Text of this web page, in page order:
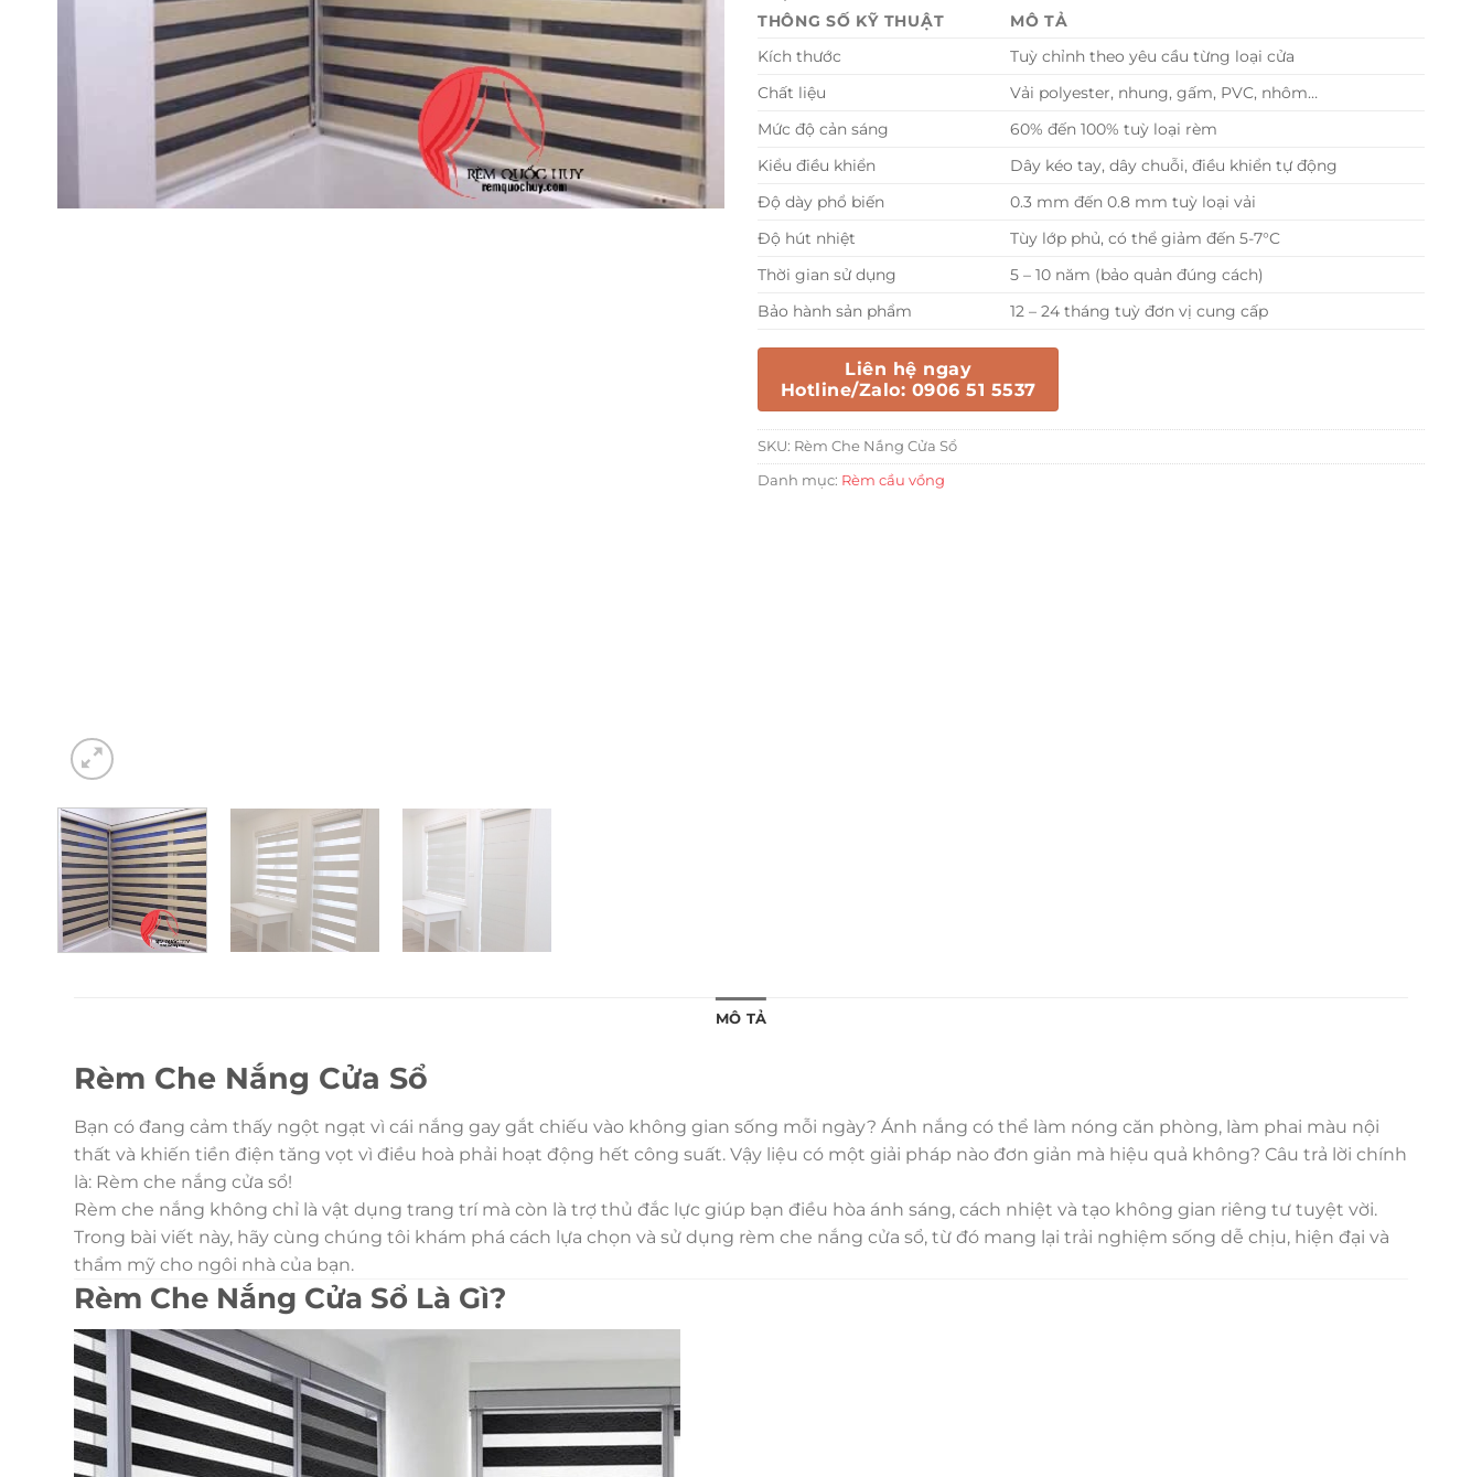
THÔNG SỐ KỸ THUẬT
MÔ TẢ
Kích thước
Tuỳ chỉnh theo yêu cầu từng loại cửa
Chất liệu
Vải polyester, nhung, gấm, PVC, nhôm…
Mức độ cản sáng
60% đến 100% tuỳ loại rèm
Kiểu điều khiển
Dây kéo tay, dây chuỗi, điều khiển tự động
Độ dày phổ biến
0.3 mm đến 0.8 mm tuỳ loại vải
Độ hút nhiệt
Tùy lớp phủ, có thể giảm đến 5-7°C
Thời gian sử dụng
5 – 10 năm (bảo quản đúng cách)
Bảo hành sản phẩm
12 – 24 tháng tuỳ đơn vị cung cấp
Liên hệ ngay
Hotline/Zalo: 0906 51 5537
SKU: Rèm Che Nắng Cửa Sổ
Danh mục: Rèm cầu vồng
MÔ TẢ
Rèm Che Nắng Cửa Sổ
Bạn có đang cảm thấy ngột ngạt vì cái nắng gay gắt chiếu vào không gian sống mỗi ngày? Ánh nắng có thể làm nóng căn phòng, làm phai màu nội
thất và khiến tiền điện tăng vọt vì điều hoà phải hoạt động hết công suất. Vậy liệu có một giải pháp nào đơn giản mà hiệu quả không? Câu trả lời chính
là: Rèm che nắng cửa sổ!
Rèm che nắng không chỉ là vật dụng trang trí mà còn là trợ thủ đắc lực giúp bạn điều hòa ánh sáng, cách nhiệt và tạo không gian riêng tư tuyệt vời.
Trong bài viết này, hãy cùng chúng tôi khám phá cách lựa chọn và sử dụng rèm che nắng cửa sổ, từ đó mang lại trải nghiệm sống dễ chịu, hiện đại và
thẩm mỹ cho ngôi nhà của bạn.
Rèm Che Nắng Cửa Sổ Là Gì?